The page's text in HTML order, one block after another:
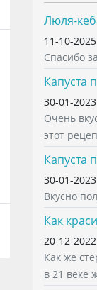
Люля-
11-10-2025
Спасибо
Капуста
30-01-2023
Очень
этот
Капуста
30-01-2023
Вкусно
Как
20-12-2022
Как же
в 21 веке